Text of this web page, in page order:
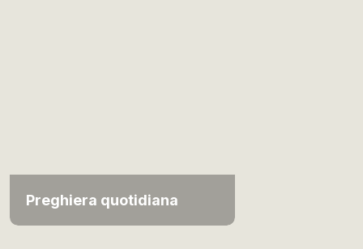
Preghiera quotidiana